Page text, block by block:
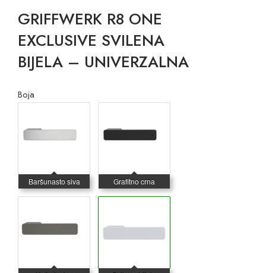
GRIFFWERK R8 ONE
EXCLUSIVE SVILENA
BIJELA – UNIVERZALNA
Boja